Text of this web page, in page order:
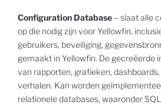
Configuration Database – slaat alle
op die nodig zijn voor Yellowfin,
gebruikers, beveiliging,
gemaakt in Yellowfin. De gecreëerde
van rapporten, grafieken,
verhalen. Kan worden
relationele databases, waaronder